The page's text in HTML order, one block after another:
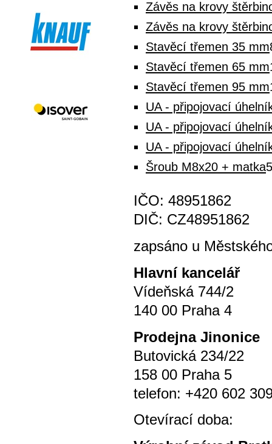
Závěs na krovy
Závěs na krovy
Stavěcí třemen 35 mm
Stavěcí třemen 65 mm
Stavěcí třemen 95 mm
UA - připojovací
UA - připojovací
UA - připojovací
Šroub M8x20 + matka
IČO: 48951862
DIČ: CZ48951862
zapsáno u
Hlavní kancelář
Vídeňská 744/2
140 00 Praha 4
Prodejna Jinonice
Butovická 234/22
158 00 Praha 5
telefon: +420 602
Otevírací